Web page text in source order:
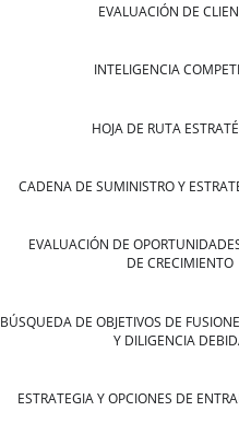
EVALUACIÓN DE
INTELIGENCIA
HOJA DE RUTA
CADENA DE SUMINISTRO Y
EVALUACIÓN DE
DE CRECIMIENTO
BÚSQUEDA DE OBJETIVOS DE
Y DILIGENCIA
ESTRATEGIA Y OPCIONES DE